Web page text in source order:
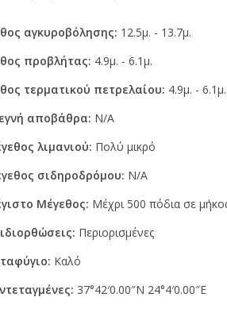
αγκυροβόλησης: 12.5μ. - 13.7μ.
προβλήτας: 4.9μ. - 6.1μ.
τερματικού πετρελαίου: 4.9μ. - 6.1μ.
αποβάθρα: N/A
λιμανιού: Πολύ μικρό
σιδηροδρόμου: N/A
Μέγεθος: Μέχρι 500 πόδια σε
Περιορισμένες
Καλό
37°42′0.00″N 24°4′0.00″E